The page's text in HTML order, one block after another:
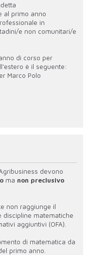
al primo anno
in
e non comunitari/e
di corso per
è il seguente:
Marco Polo
devono
ma non preclusivo
non raggiunge il
discipline matematiche
aggiuntivi (OFA).
di matematica da
primo anno.